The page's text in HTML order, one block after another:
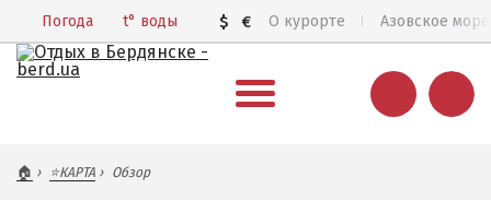
Погода t° воды $ € О курорте Азовское море
🏠 ⭐КАРТА Обзор